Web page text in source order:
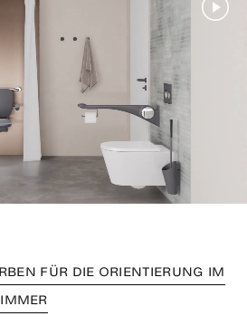
FÜR DIE ORIENTIERUNG IM